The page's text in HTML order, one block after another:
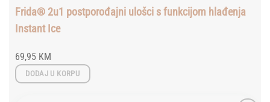
Frida® 2u1 postporođajni ulošci s funkcijom hlađenja
Instant Ice
69,95 KM
DODAJ U KORPU